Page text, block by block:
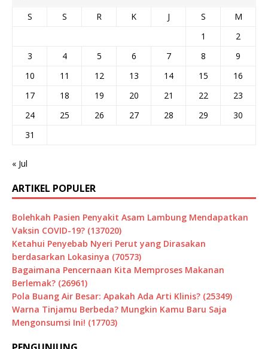
S S R K J S
M
1
2
3
4 5 6 7 8
9
10
11 12 13 14 15
16
17
18 19 20 21 22
23
24
25 26 27 28 29
30
31
« Jul
ARTIKEL POPULER
Bolehkah Pasien Penyakit Asam Lambung Mendapatkan
Vaksin COVID-19? (137020)
Ketahui Penyebab Nyeri Perut yang Dirasakan
berdasarkan Lokasinya (70573)
Bagaimana Pencernaan Kita Memproses Makanan
Berlemak? (26961)
Pola Buang Air Besar: Apakah Ada Arti Klinis? (25349)
Warna Tinjamu Berbeda? Mungkin Kamu Baru Saja
Mengonsumsi Ini! (17703)